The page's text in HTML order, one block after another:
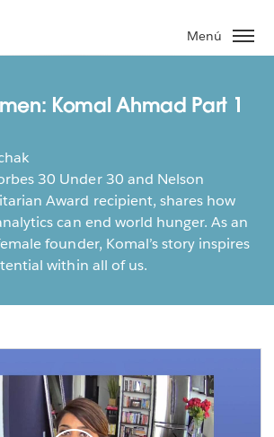
Menú
Komal Ahmad Part 1
30 Under 30 and Nelson
Award recipient, shares how
can end world hunger. As an
founder, Komal’s story inspires
within all of us.